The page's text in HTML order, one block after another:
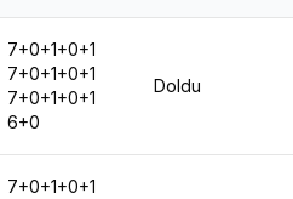
7+0+1+0+1
7+0+1+0+1
7+0+1+0+1
6+0
Doldu
7+0+1+0+1